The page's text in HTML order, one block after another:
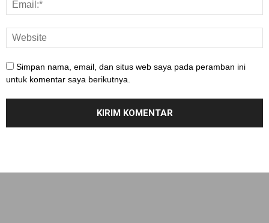
Simpan nama, email, dan situs web saya pada peramban ini
untuk komentar saya berikutnya.